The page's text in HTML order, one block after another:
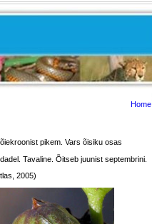
Home
pikem. Vars õisiku osas
Tavaline. Õitseb juunist septembrini.
2005)